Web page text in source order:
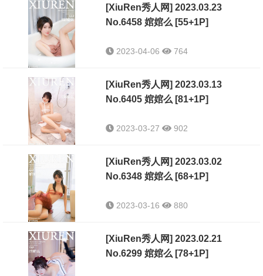
[XiuRen秀人网] 2023.03.23
No.6458 婠婠么 [55+1P]
2023-04-06 764
[XiuRen秀人网] 2023.03.13
No.6405 婠婠么 [81+1P]
2023-03-27 902
[XiuRen秀人网] 2023.03.02
No.6348 婠婠么 [68+1P]
2023-03-16 880
[XiuRen秀人网] 2023.02.21
No.6299 婠婠么 [78+1P]